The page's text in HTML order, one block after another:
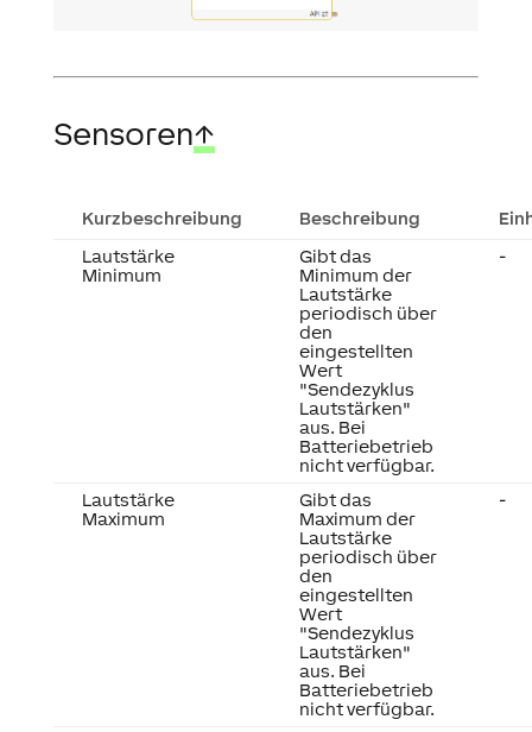
Sensoren↑
Kurzbeschreibung Beschreibung
Lautstärke
Minimum
Gibt das
Minimum der
Lautstärke
periodisch über
den
eingestellten
Wert
"Sendezyklus
Lautstärken"
aus. Bei
Batteriebetrieb
nicht verfügbar.
-
Lautstärke
Maximum
Gibt das
Maximum der
Lautstärke
periodisch über
den
eingestellten
Wert
"Sendezyklus
Lautstärken"
aus. Bei
Batteriebetrieb
nicht verfügbar.
-